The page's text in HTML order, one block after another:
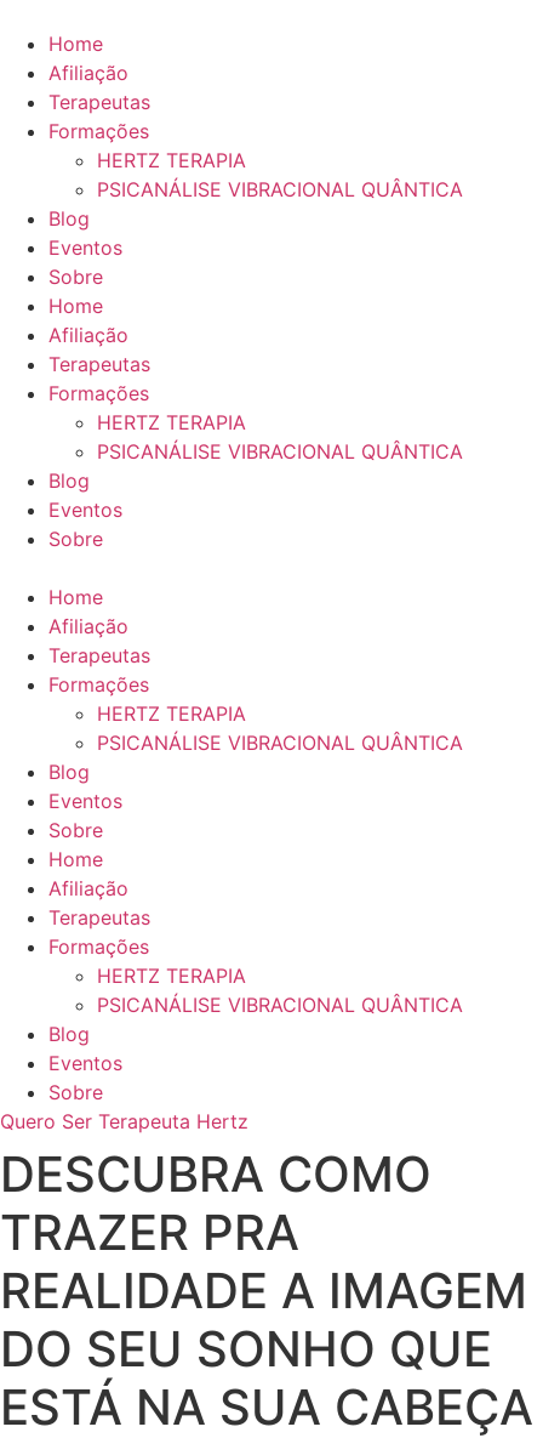
para
conteúdo
Home
Afiliação
Terapeutas
Formações
HERTZ TERAPIA
PSICANÁLISE VIBRACIONAL QUÂNTICA
Blog
Eventos
Sobre
Home
Afiliação
Terapeutas
Formações
HERTZ TERAPIA
PSICANÁLISE VIBRACIONAL QUÂNTICA
Blog
Eventos
Sobre
Home
Afiliação
Terapeutas
Formações
HERTZ TERAPIA
PSICANÁLISE VIBRACIONAL QUÂNTICA
Blog
Eventos
Sobre
Home
Afiliação
Terapeutas
Formações
HERTZ TERAPIA
PSICANÁLISE VIBRACIONAL QUÂNTICA
Blog
Eventos
Sobre
Quero Ser Terapeuta Hertz
DESCUBRA COMO
TRAZER PRA
REALIDADE A IMAGEM
DO SEU SONHO QUE
ESTÁ NA SUA CABEÇA